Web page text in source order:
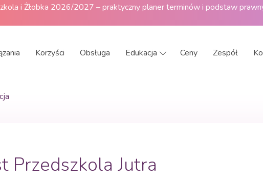
i Żłobka 2026/2027 – praktyczny planer terminów i podstaw
Korzyści Obsługa Edukacja Ceny Zespół
Przedszkola Jutra